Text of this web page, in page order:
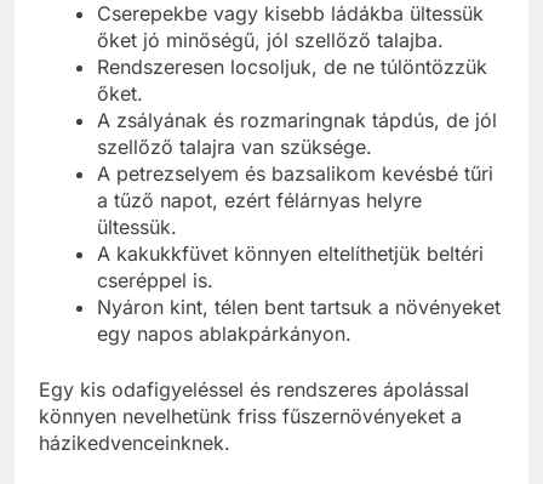
Cserepekbe vagy kisebb ládákba ültessük
őket jó minőségű, jól szellőző talajba.
Rendszeresen locsoljuk, de ne túlöntözzük
őket.
A zsályának és rozmaringnak tápdús, de jól
szellőző talajra van szüksége.
A petrezselyem és bazsalikom kevésbé tűri
a tűző napot, ezért félárnyas helyre
ültessük.
A kakukkfüvet könnyen eltelíthetjük beltéri
cseréppel is.
Nyáron kint, télen bent tartsuk a növényeket
egy napos ablakpárkányon.
Egy kis odafigyeléssel és rendszeres ápolással
könnyen nevelhetünk friss fűszernövényeket a
házikedvenceinknek.